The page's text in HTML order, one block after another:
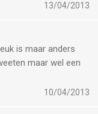
13/04/2013
is maar anders
maar wel een
10/04/2013